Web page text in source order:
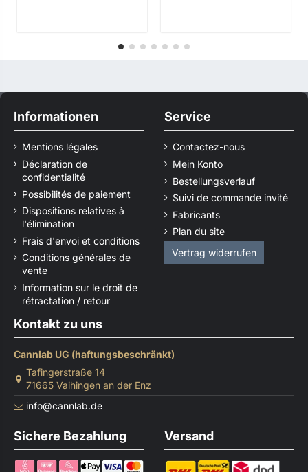
Informationen
Mentions légales
Déclaration de
confidentialité
Possibilités de paiement
Dispositions relatives à
l'élimination
Frais d'envoi et conditions
Conditions générales de
vente
Information sur le droit de
rétractation / retour
Service
Contactez-nous
Mein Konto
Bestellungsverlauf
Suivi de commande invité
Fabricants
Plan du site
Vertrag widerrufen
Kontakt zu uns
Cannlab UG (haftungsbeschränkt)
Tafingerstraße 14
71665 Vaihingen an der Enz
info@cannlab.de
Sichere Bezahlung Versand